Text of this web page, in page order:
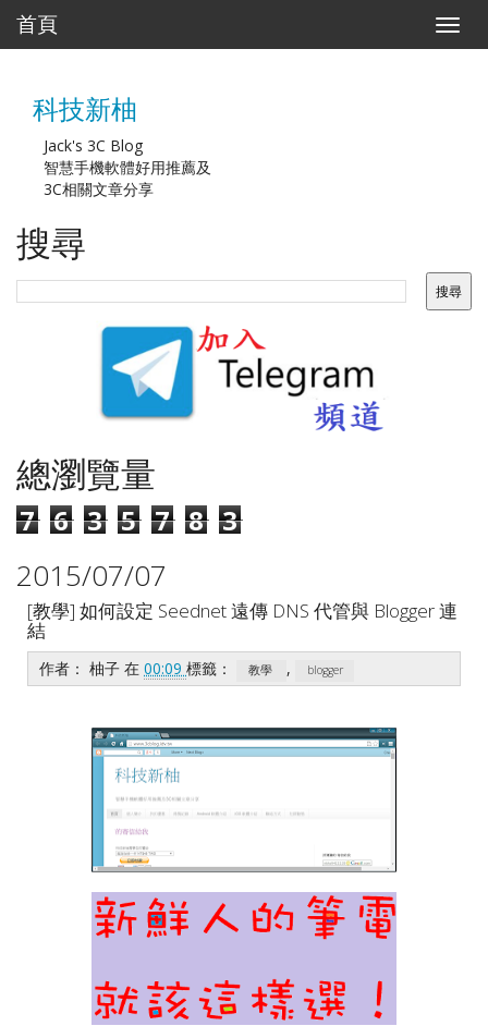
T
o
o
首頁
科技新柚
Jack's 3C Blog
智慧手機軟體好用推薦及
3C相關文章分享
搜尋
總瀏覽量
7 6 3 5 7 8 3
2015/07/07
[教學] 如何設定 Seednet 遠傳 DNS 代管與 Blogger 連
結
作者： 柚子 在 00:09 標籤： 教學 , blogger